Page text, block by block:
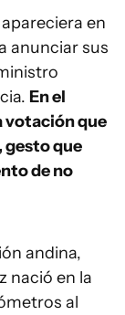
en
anunciar sus
En el
votación que
que
de no
andina,
nació en la
al